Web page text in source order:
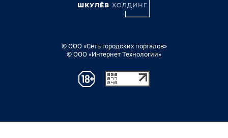
© ООО «Сеть городских порталов»
© ООО «Интернет Технологии»